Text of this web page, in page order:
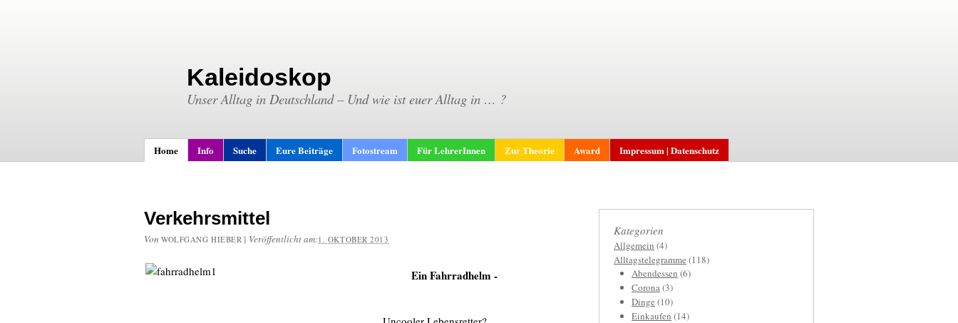
Kaleidoskop
Unser Alltag in Deutschland – Und wie ist euer Alltag in … ?
Home Info Suche Eure Beiträge Fotostream Für LehrerInnen Zur Theorie Award Impressum | Datenschutz
Verkehrsmittel
Von WOLFGANG HIEBER | Veröffentlicht am:1. OKTOBER 2013
Ein Fahrradhelm -
Kategorien
Allgemein (4)
Alltagstelegramme (118)
Abendessen (6)
Corona(3)
Dinge (10)
Einkaufen (14)